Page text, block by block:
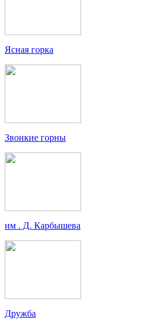
Ясная горка
Звонкие горны
им . Д. Карбышева
Дружба